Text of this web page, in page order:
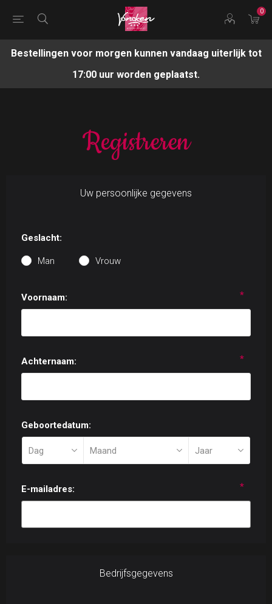
0
Bestellingen voor morgen kunnen vandaag uiterlijk tot
17:00 uur worden geplaatst.
Registreren
Uw persoonlijke gegevens
Geslacht:
Man Vrouw
Voornaam: *
Achternaam: *
Geboortedatum:
E-mailadres: *
Bedrijfsgegevens